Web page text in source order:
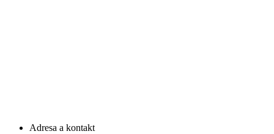
Adresa a kontakt